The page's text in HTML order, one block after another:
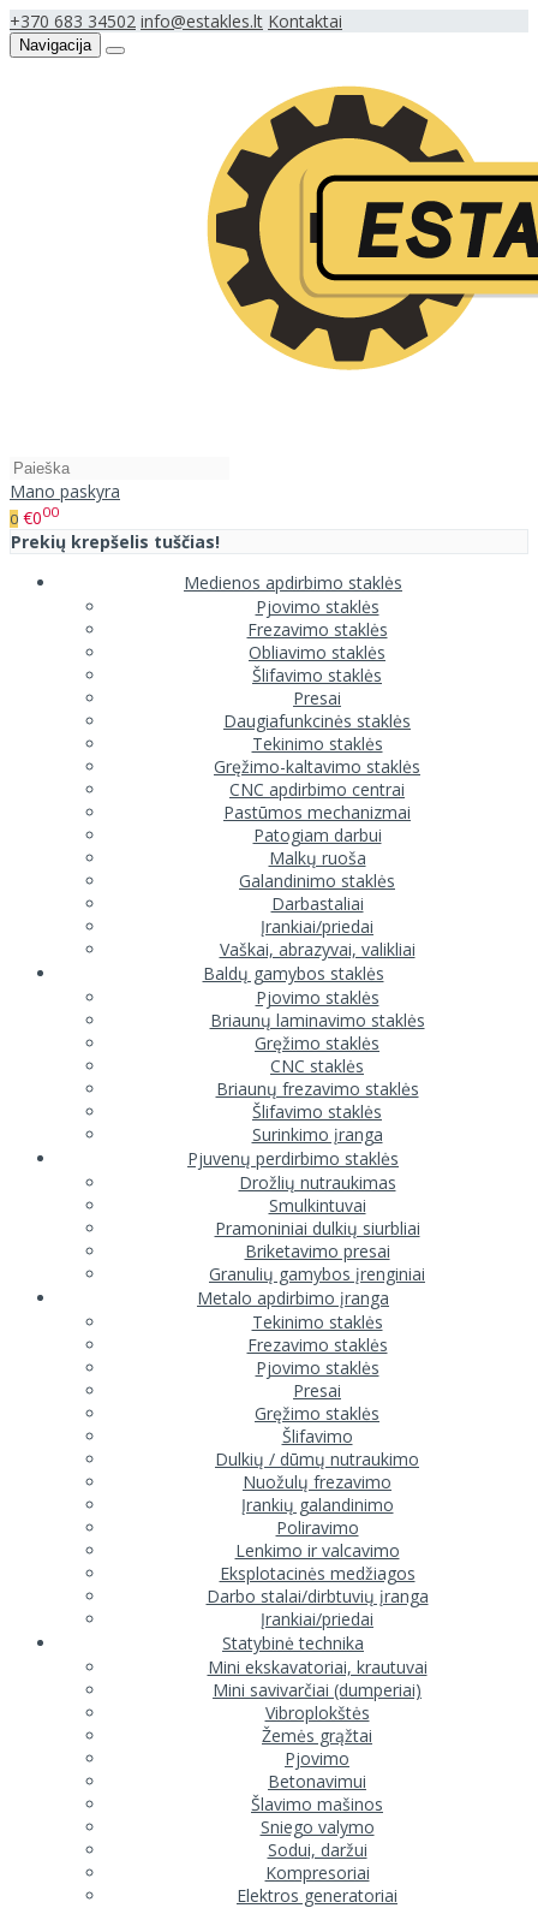
+370 683 34502 info@estakles.lt Kontaktai
Navigacija
Mano paskyra
0 €000
Prekių krepšelis tuščias!
Medienos apdirbimo staklės
Pjovimo staklės
Frezavimo staklės
Obliavimo staklės
Šlifavimo staklės
Presai
Daugiafunkcinės staklės
Tekinimo staklės
Gręžimo-kaltavimo staklės
CNC apdirbimo centrai
Pastūmos mechanizmai
Patogiam darbui
Malkų ruoša
Galandinimo staklės
Darbastaliai
Įrankiai/priedai
Vaškai, abrazyvai, valikliai
Baldų gamybos staklės
Pjovimo staklės
Briaunų laminavimo staklės
Gręžimo staklės
CNC staklės
Briaunų frezavimo staklės
Šlifavimo staklės
Surinkimo įranga
Pjuvenų perdirbimo staklės
Drožlių nutraukimas
Smulkintuvai
Pramoniniai dulkių siurbliai
Briketavimo presai
Granulių gamybos įrenginiai
Metalo apdirbimo įranga
Tekinimo staklės
Frezavimo staklės
Pjovimo staklės
Presai
Gręžimo staklės
Šlifavimo
Dulkių / dūmų nutraukimo
Nuožulų frezavimo
Įrankių galandinimo
Poliravimo
Lenkimo ir valcavimo
Eksplotacinės medžiagos
Darbo stalai/dirbtuvių įranga
Įrankiai/priedai
Statybinė technika
Mini ekskavatoriai, krautuvai
Mini savivarčiai (dumperiai)
Vibroplokštės
Žemės grąžtai
Pjovimo
Betonavimui
Šlavimo mašinos
Sniego valymo
Sodui, daržui
Kompresoriai
Elektros generatoriai